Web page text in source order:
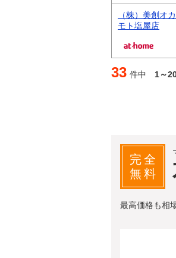
（株）美創オカ
モト塩屋店
33 件中 1～
完全
無料
最高価格も相